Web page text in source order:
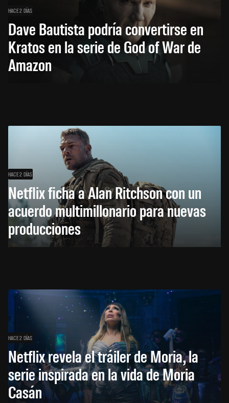
HACE 2 DÍAS
Dave Bautista podría convertirse en
Kratos en la serie de God of War de
Amazon
HACE 2 DÍAS
Netflix ficha a Alan Ritchson con un
acuerdo multimillonario para nuevas
producciones
HACE 2 DÍAS
Netflix revela el tráiler de Moria, la
serie inspirada en la vida de Moria
Casán